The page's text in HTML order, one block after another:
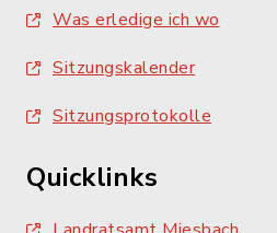
Was erledige ich wo
Sitzungskalender
Sitzungsprotokolle
Quicklinks